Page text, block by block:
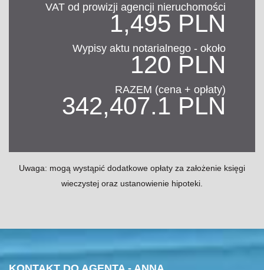
VAT od prowizji agencji nieruchomości
1,495 PLN
Wypisy aktu notarialnego - około
120 PLN
RAZEM (cena + opłaty)
342,407.1 PLN
Uwaga: mogą wystąpić dodatkowe opłaty za założenie księgi
wieczystej oraz ustanowienie hipoteki.